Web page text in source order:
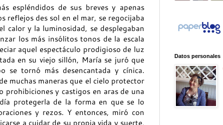
espléndidos de sus breves y apenas
reflejos des sol en el mar, se regocijaba
calor y la luminosidad, se desplegaban
los más insólitos tonos de la escala
aquel espectáculo prodigioso de luz
en su viejo sillón, María se juró que
se tornó más desencantada y cínica.
muchas maneras que el cielo protector
prohibiciones y castigos en aras de una
protegerla de la forma en que se lo
y rezos. Y entonces, miró con
a cuidar de su propia vida y suerte,
Datos personales